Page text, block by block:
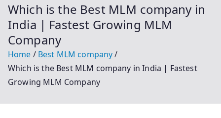
Which is the Best MLM company in
India | Fastest Growing MLM
Company
Home
Best MLM company
Which is the Best MLM company in India | Fastest
Growing MLM Company